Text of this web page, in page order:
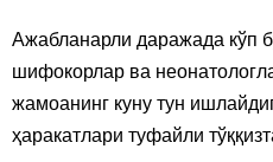
Ажабланарли даражада кўп
шифокорлар ва
жамоанинг куну тун
ҳаракатлари туфайли